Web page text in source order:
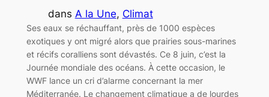
dans A la Une, Climat
Ses eaux se réchauffant, près de 1000 espèces
exotiques y ont migré alors que prairies sous-marines
et récifs coralliens sont dévastés. Ce 8 juin, c’est la
Journée mondiale des océans. À cette occasion, le
WWF lance un cri d’alarme concernant la mer
Méditerranée. Le changement climatique a de lourdes